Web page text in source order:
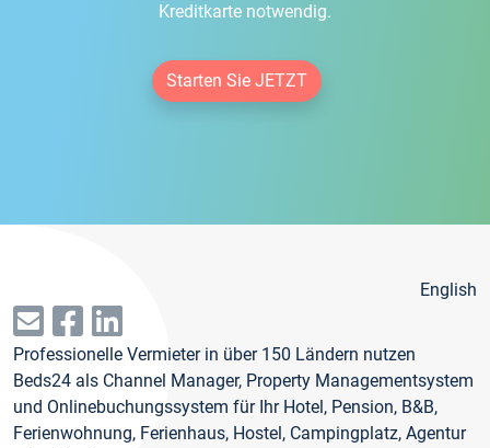
Kreditkarte notwendig.
Starten Sie JETZT
English
Professionelle Vermieter in über 150 Ländern nutzen
Beds24 als Channel Manager, Property Managementsystem
und Onlinebuchungssystem für Ihr Hotel, Pension, B&B,
Ferienwohnung, Ferienhaus, Hostel, Campingplatz, Agentur